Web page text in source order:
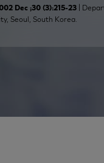
Dec ;30 (3):215-23 |
Seoul, South Korea.